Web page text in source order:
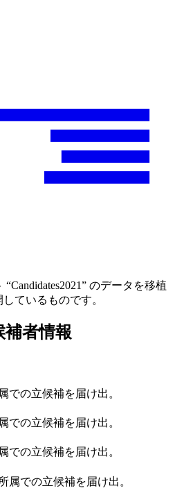
のデータを移植
ているものです。
者情報
での立候補を届け出。
での立候補を届け出。
での立候補を届け出。
属での立候補を届け出。